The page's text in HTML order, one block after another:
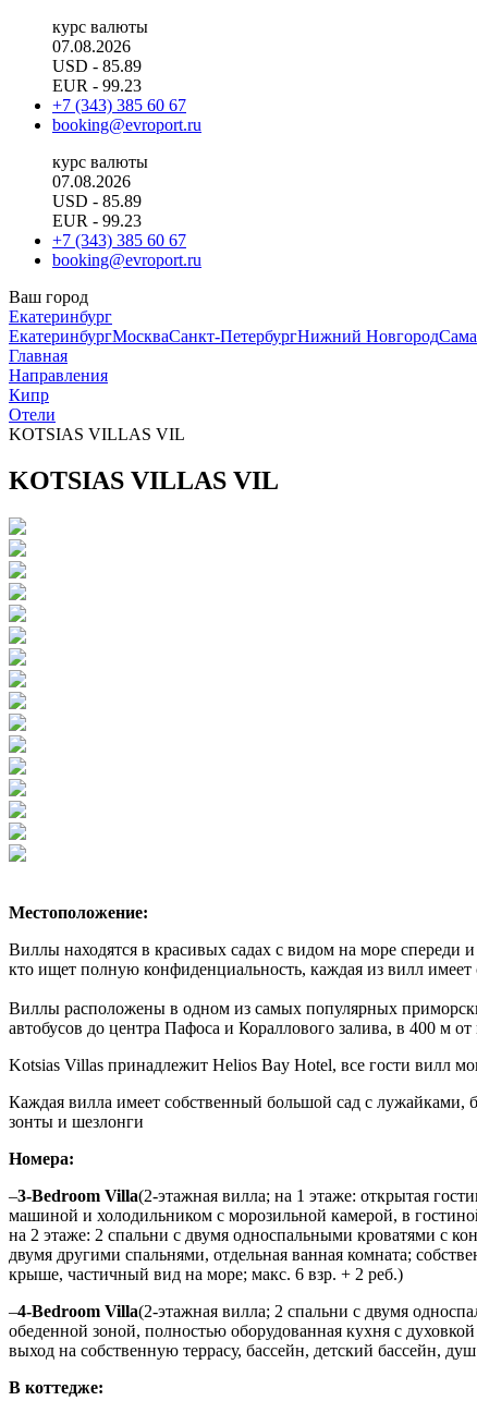
курс валюты
07.08.2026
USD - 85.89
EUR - 99.23
+7 (343) 385 60 67
booking@evroport.ru
курс валюты
07.08.2026
USD - 85.89
EUR - 99.23
+7 (343) 385 60 67
booking@evroport.ru
Ваш город
Екатеринбург
ЕкатеринбургМоскваСанкт-ПетербургНижний Новгород
Главная
Направления
Кипр
Отели
KOTSIAS VILLAS VIL
KOTSIAS VILLAS VIL
Местоположение:
Виллы находятся в красивых садах с видом на море
кто ищет полную конфиденциальность, каждая из вилл имеет
Виллы расположены в одном из самых популярных
автобусов до центра Пафоса и Кораллового залива, в 400 м
​​Kotsias Villas принадлежит Helios Bay Hotel, все гости вилл
Каждая вилла имеет собственный большой сад с лужайками,
зонты и шезлонги
Номера:
–3-Bedroom Villa(2-этажная вилла; на 1 этаже: открытая
машиной и холодильником с морозильной камерой, в
на 2 этаже: 2 спальни с двумя односпальными кроватями с
двумя другими спальнями, отдельная ванная комната;
крыше, частичный вид на море; макс. 6 взр. + 2 реб.)
–4-Bedroom Villa(2-этажная вилла; 2 спальни с двумя
обеденной зоной, полностью оборудованная кухня с
выход на собственную террасу, бассейн, детский бассейн,
В коттедже: